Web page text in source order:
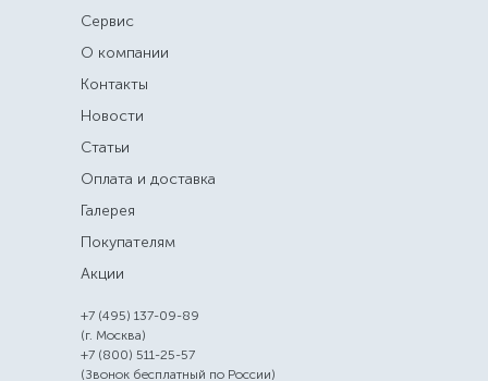
Сервис
О компании
Контакты
Новости
Статьи
Оплата и доставка
Галерея
Покупателям
Акции
+7 (495) 137-09-89
(г. Москва)
+7 (800) 511-25-57
(Звонок бесплатный по России)